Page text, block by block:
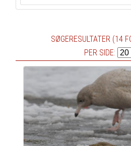
SØGERESULTATER (14
PER SIDE: